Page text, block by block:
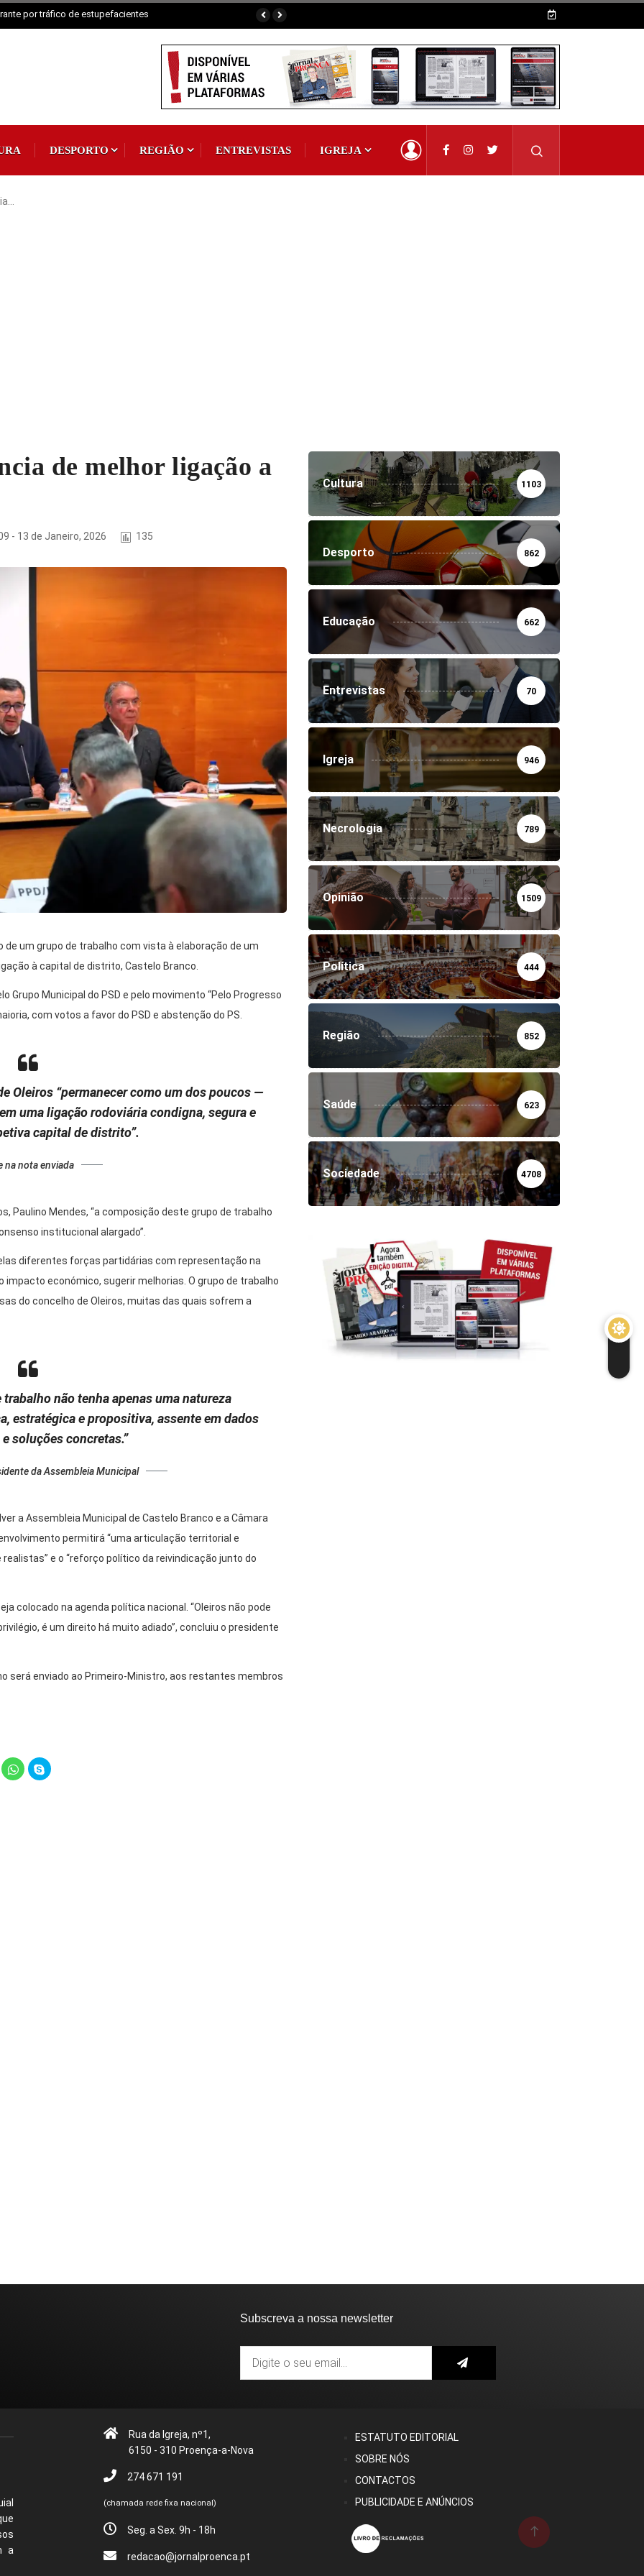
por tráfico de estupefacientes
DESPORTO REGIÃO ENTREVISTAS IGREJA
de melhor ligação a
- 13 de Janeiro, 2026 135
de um grupo de trabalho com vista à elaboração de um
à capital de distrito, Castelo Branco.
Grupo Municipal do PSD e pelo movimento “Pelo Progresso
com votos a favor do PSD e abstenção do PS.
Oleiros “permanecer como um dos poucos —
uma ligação rodoviária condigna, segura e
capital de distrito”.
na nota enviada
Paulino Mendes, “a composição deste grupo de trabalho
institucional alargado”.
diferentes forças partidárias com representação na
económico, sugerir melhorias. O grupo de trabalho
do concelho de Oleiros, muitas das quais sofrem a
não tenha apenas uma natureza
estratégica e propositiva, assente em dados
soluções concretas.”
da Assembleia Municipal
a Assembleia Municipal de Castelo Branco e a Câmara
permitirá “uma articulação territorial e
e o “reforço político da reivindicação junto do
colocado na agenda política nacional. “Oleiros não pode
é um direito há muito adiado”, concluiu o presidente
será enviado ao Primeiro-Ministro, aos restantes membros
Click
to
share
Click
to
Cultura 1103
Desporto 862
Educação 662
Entrevistas 70
Igreja 946
Necrologia 789
Opinião 1509
Política 444
Região 852
Saúde 623
Sociedade 4708
Subscreva a nossa newsletter
a
Rua da Igreja, nº1,
6150 - 310 Proença-a-Nova
274 671 191
(chamada rede fixa nacional)
Seg. a Sex. 9h - 18h
redacao@jornalproenca.pt
ESTATUTO EDITORIAL
SOBRE NÓS
CONTACTOS
PUBLICIDADE E ANÚNCIOS